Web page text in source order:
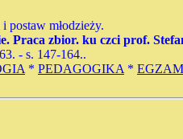
postaw młodzieży.
Praca zbior. ku czci prof.
- s. 147-164..
* PEDAGOGIKA *